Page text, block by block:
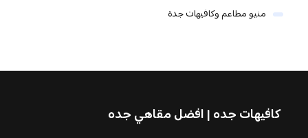
منيو مطاعم وكافيهات جدة
كافيهات جده | افضل مقاهي جده